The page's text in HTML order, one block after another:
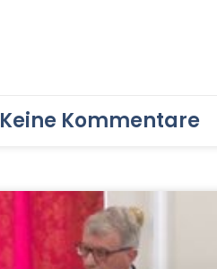
Keine Kommentare